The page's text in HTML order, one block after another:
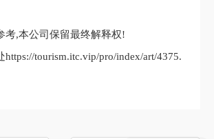
考,本公司保留最终解释权!
https://tourism.itc.vip/pro/index/art/4375.